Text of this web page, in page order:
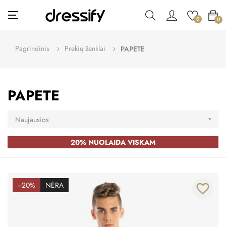
Toggle
navigation
☰ 0 0
Pagrindinis Prekių ženklai PAPETE
PAPETE
Naujausios 
20% NUOLAIDA VISKAM
−20% NĖRA favorite_border